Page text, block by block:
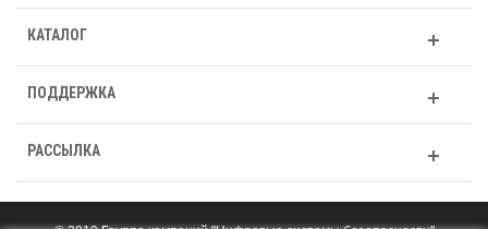
КАТАЛОГ
ПОДДЕРЖКА
РАССЫЛКА